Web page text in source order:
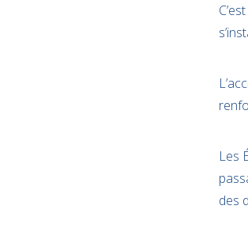
Les
des